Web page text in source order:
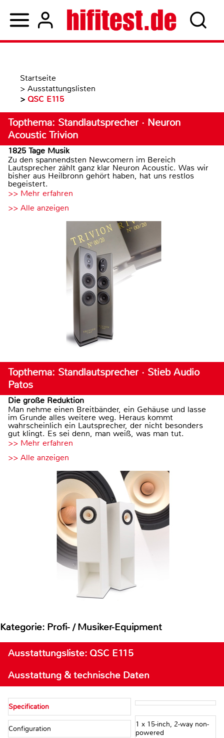
Startseite
> Ausstattungslisten
> QSC E115
Topthema: Standlautsprecher · Neuron
Acoustic Trivion
1825 Tage Musik
Zu den spannendsten Newcomern im Bereich
Lautsprecher zählt ganz klar Neuron Acoustic. Was wir
bisher aus Heilbronn gehört haben, hat uns restlos
begeistert.
>> Mehr erfahren
>> Alle anzeigen
Topthema: Standlautsprecher · Stieb Audio
Patos
Die große Reduktion
Man nehme einen Breitbänder, ein Gehäuse und lasse
im Grunde alles weitere weg. Heraus kommt
wahrscheinlich ein Lautsprecher, der nicht besonders
gut klingt. Es sei denn, man weiß, was man tut.
>> Mehr erfahren
>> Alle anzeigen
Kategorie: Profi- / Musiker-Equipment
Ausstattungsliste: QSC E115
Ausstattung & technische Daten
Specification
Configuration
1 x 15-inch, 2-way non-
powered